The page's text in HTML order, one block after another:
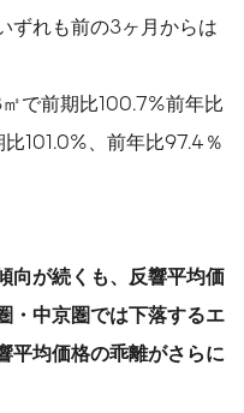
ずれも前の3ヶ月からは
で前期比100.7%前年比
101.0%、前年比97.4％
向が続くも、反響平均価
・中京圏では下落するエ
平均価格の乖離がさらに